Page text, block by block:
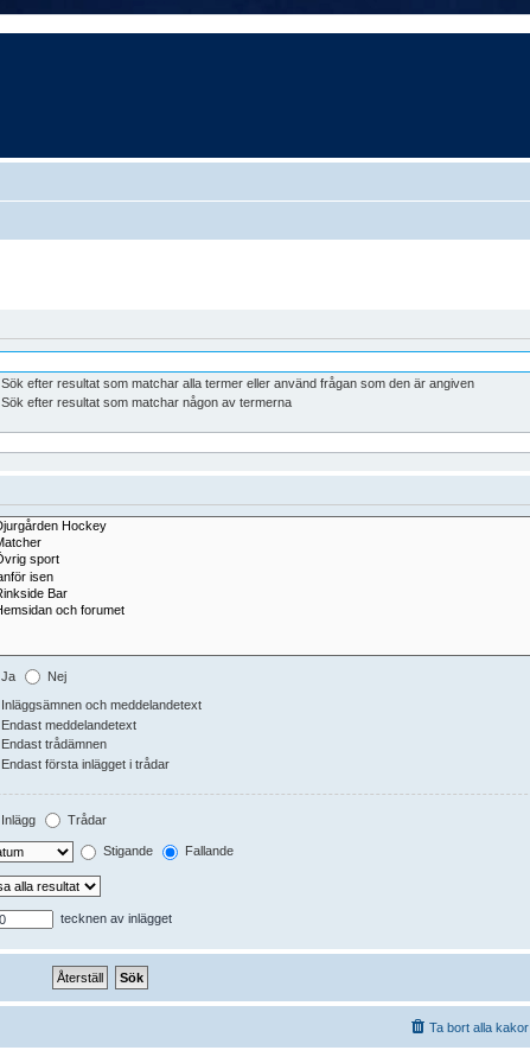
Sök efter resultat som matchar alla termer eller använd frågan som den är angiven
Sök efter resultat som matchar någon av termerna
Ja Nej
Inläggsämnen och meddelandetext
Endast meddelandetext
Endast trådämnen
Endast första inlägget i trådar
Inlägg Trådar
Stigande Fallande
tecknen av inlägget
Ta bort alla kakor